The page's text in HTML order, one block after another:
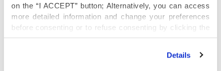
on the “I ACCEPT” button; Alternatively, you can access
more detailed information and change your preferences
before consenting or to refuse consenting by clicking the
"Personalize" button. For more information you can visit
Details
hay que hacer enseñarles a levantarse. La
buena noticia, afirma Santos, es quela
resiliencia se aprende . También apunta que se